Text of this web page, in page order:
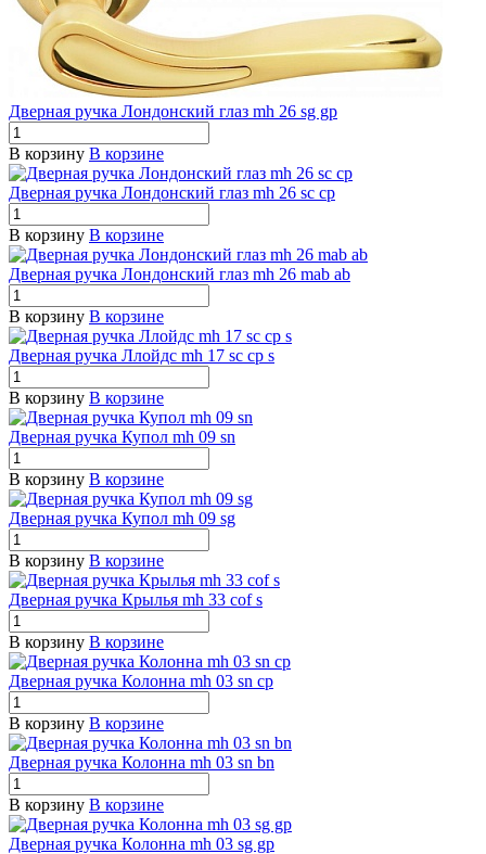
Дверная ручка Лондонский глаз mh 26 sg gp
В корзину В корзине
Дверная ручка Лондонский глаз mh 26 sc cp
В корзину В корзине
Дверная ручка Лондонский глаз mh 26 mab ab
В корзину В корзине
Дверная ручка Ллойдс mh 17 sc cp s
В корзину В корзине
Дверная ручка Купол mh 09 sn
В корзину В корзине
Дверная ручка Купол mh 09 sg
В корзину В корзине
Дверная ручка Крылья mh 33 cof s
В корзину В корзине
Дверная ручка Колонна mh 03 sn cp
В корзину В корзине
Дверная ручка Колонна mh 03 sn bn
В корзину В корзине
Дверная ручка Колонна mh 03 sg gp